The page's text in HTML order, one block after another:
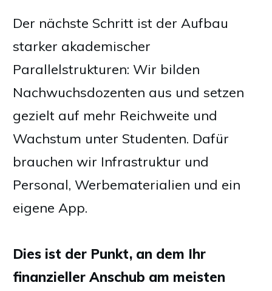
Der nächste Schritt ist der Aufbau
starker akademischer
Parallelstrukturen: Wir bilden
Nachwuchsdozenten aus und setzen
gezielt auf mehr Reichweite und
Wachstum unter Studenten. Dafür
brauchen wir Infrastruktur und
Personal, Werbematerialien und ein
eigene App.
Dies ist der Punkt, an dem Ihr
finanzieller Anschub am meisten